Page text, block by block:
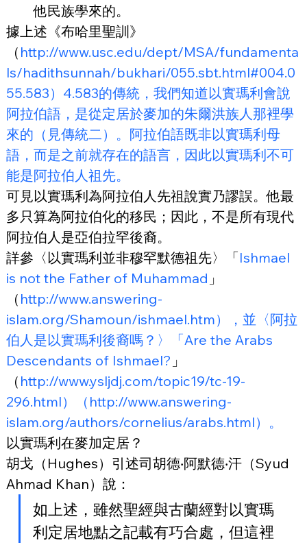
他民族學來的。
據上述《布哈里聖訓》
（ http://www.usc.edu/dept/MSA/fundamenta
ls/hadithsunnah/bukhari/055.sbt.html#004.0
55.583）4.583的傳統，我們知道以實瑪利會說
阿拉伯語，是從定居於麥加的朱爾洪族人那裡學
來的（見傳統二）。阿拉伯語既非以實瑪利母
語，而是之前就存在的語言，因此以實瑪利不可
能是阿拉伯人祖先。
可見以實瑪利為阿拉伯人先祖說實乃謬誤。他最
多只算為阿拉伯化的移民；因此，不是所有現代
阿拉伯人是亞伯拉罕後裔。
詳參〈以實瑪利並非穆罕默德祖先〉「Ishmael
is not the Father of Muhammad 」
（ http://www.answering-
islam.org/Shamoun/ishmael.htm），並〈阿拉
伯人是以實瑪利後裔嗎？〉「Are the Arabs
Descendants of Ishmael? 」
（ http://www.ysljdj.com/topic19/tc-19-
296.html）（http://www.answering-
islam.org/authors/cornelius/arabs.html）。
以實瑪利在麥加定居？
胡戈（Hughes）引述司胡德‧阿默德‧汗（Syud
Ahmad Khan）說：
如上述，雖然聖經與古蘭經對以實瑪
利定居地點之記載有巧合處，但這裡